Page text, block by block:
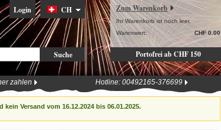
Suche
Login CH Zum Warenkorb
Ihr Warenkorb ist noch leer.
Warenwert:
CHF 0.00
Portofrei ab CHF 150
zahlen Hotline: 00492165-376699
Versand vom 16.12.2024 bis 06.01.2025.